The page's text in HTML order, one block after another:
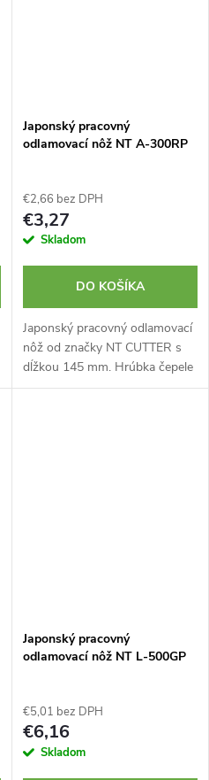
Japonský pracovný
odlamovací nôž NT A-300RP
€2,66 bez DPH
€3,27
Skladom
DO KOŠÍKA
Japonský pracovný odlamovací
nôž od značky NT CUTTER s
dĺžkou 145 mm. Hrúbka čepele
iba 0,38 mm. Tvrdené kovové
Japonský pracovný
odlamovací nôž NT L-500GP
€5,01 bez DPH
€6,16
Skladom